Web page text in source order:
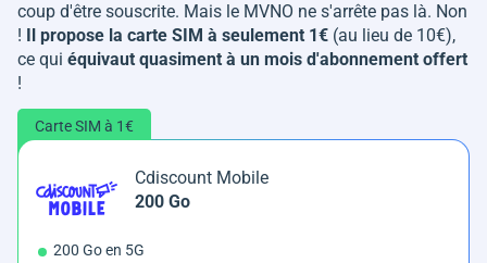
coup d'être souscrite. Mais le MVNO ne s'arrête pas là. Non
!
Il propose la carte SIM à seulement 1€ (au lieu de 10€),
ce qui équivaut quasiment à un mois d'abonnement offert
!
Carte SIM à 1€
Cdiscount Mobile
200 Go
200 Go en 5G